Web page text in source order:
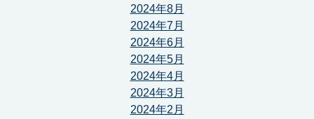
2024年8月
2024年7月
2024年6月
2024年5月
2024年4月
2024年3月
2024年2月